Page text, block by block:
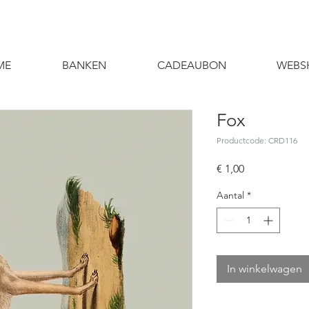
BANKEN CADEAUBON
Fox
Productcode: CRD116
€ 1,00Prijs
Aantal *
In winkelwagen